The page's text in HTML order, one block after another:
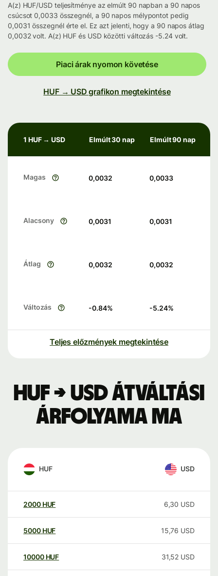
A(z) HUF/USD teljesítménye az elmúlt 90 napban a 90 napos
csúcsot 0,0033 összegnél, a 90 napos mélypontot pedig
0,0031 összegnél érte el. Ez azt jelenti, hogy a 90 napos átlag
0,0032 volt. A(z) HUF és USD közötti változás -5.24 volt.
Piaci árak nyomon követése
HUF → USD grafikon megtekintése
1 HUF → USD Elmúlt 30 nap Elmúlt 90 nap
Magas 0,0032 0,0033
Alacsony 0,0031 0,0031
Átlag 0,0032 0,0032
Változás -0.84% -5.24%
Teljes előzmények megtekintése
HUF → USD átváltási
árfolyama ma
HUF USD
2000 HUF 6,30 USD
5000 HUF 15,76 USD
10000 HUF 31,52 USD